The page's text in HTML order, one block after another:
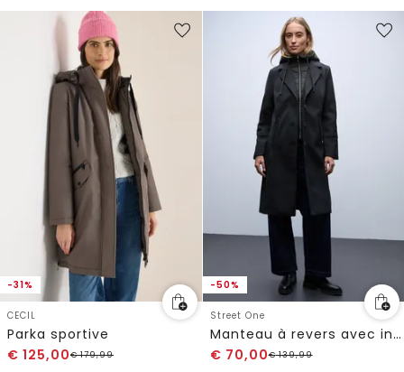
-31%
CECIL
Parka sportive
€ 125,00€179,99
-50%
Street One
Manteau à revers avec incrustation
€ 70,00€139,99